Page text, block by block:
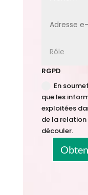
RGPD
En
que les
exploitées
de la
découler.